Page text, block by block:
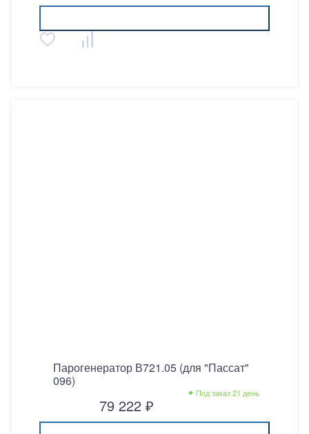
Парогенератор В721.05 (для "Пассат"
096)
Под заказ 21 день
79 222 ₽